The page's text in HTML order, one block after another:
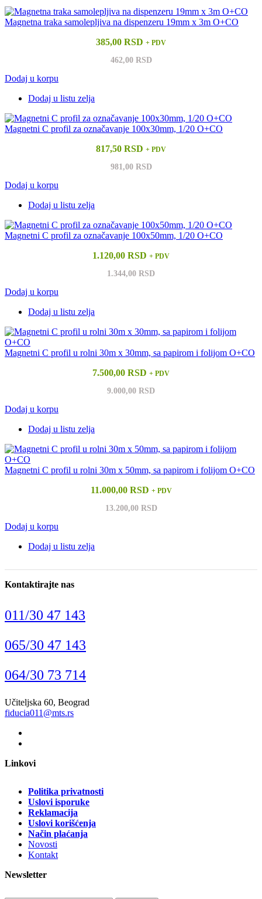
Magnetna traka samolepljiva na dispenzeru 19mm x 3m O+CO
385,00 RSD + PDV
462,00 RSD
Dodaj u korpu
Dodaj u listu zelja
Magnetni C profil za označavanje 100x30mm, 1/20 O+CO
817,50 RSD + PDV
981,00 RSD
Dodaj u korpu
Dodaj u listu zelja
Magnetni C profil za označavanje 100x50mm, 1/20 O+CO
1.120,00 RSD + PDV
1.344,00 RSD
Dodaj u korpu
Dodaj u listu zelja
Magnetni C profil u rolni 30m x 30mm, sa papirom i folijom O+CO
7.500,00 RSD + PDV
9.000,00 RSD
Dodaj u korpu
Dodaj u listu zelja
Magnetni C profil u rolni 30m x 50mm, sa papirom i folijom O+CO
11.000,00 RSD + PDV
13.200,00 RSD
Dodaj u korpu
Dodaj u listu zelja
Kontaktirajte nas
011/30 47 143
065/30 47 143
064/30 73 714
Učiteljska 60, Beograd
fiducia011@mts.rs
Linkovi
Politika privatnosti
Uslovi isporuke
Reklamacija
Uslovi korišćenja
Način plaćanja
Novosti
Kontakt
Newsletter